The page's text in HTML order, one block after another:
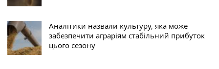
Аналітики назвали культуру, яка може
забезпечити аграріям стабільний прибуток
цього сезону